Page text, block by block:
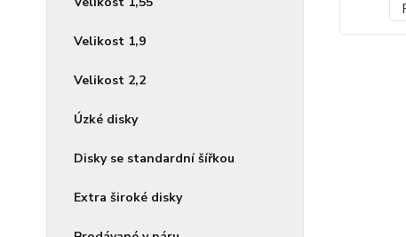
Velikost 1,9
Velikost 2,2
Úzké disky
Disky se standardní šířkou
Extra široké disky